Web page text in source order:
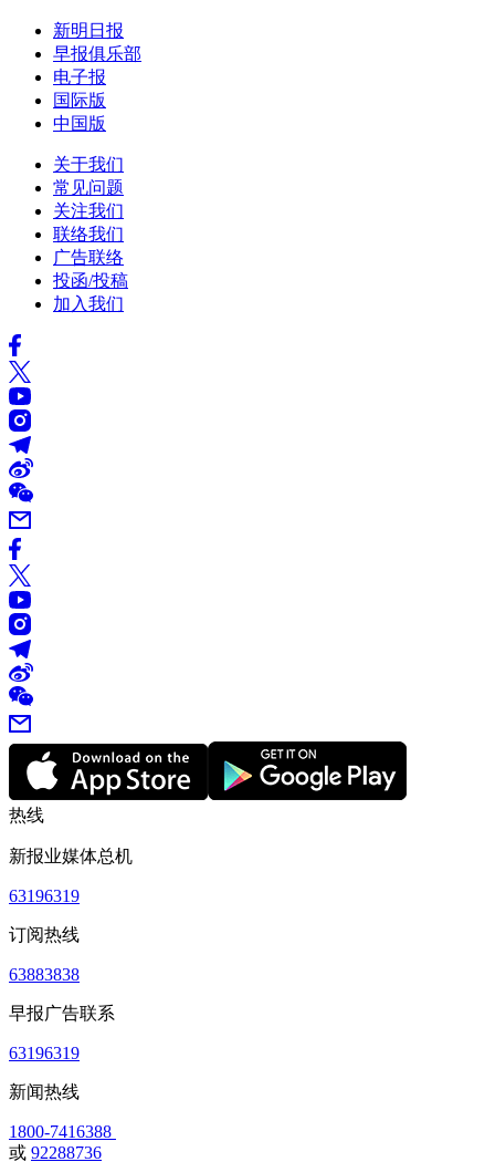
新明日报
早报俱乐部
电子报
国际版
中国版
关于我们
常见问题
关注我们
联络我们
广告联络
投函/投稿
加入我们
热线
新报业媒体总机
63196319
订阅热线
63883838
早报广告联系
63196319
新闻热线
1800-7416388
或 92288736